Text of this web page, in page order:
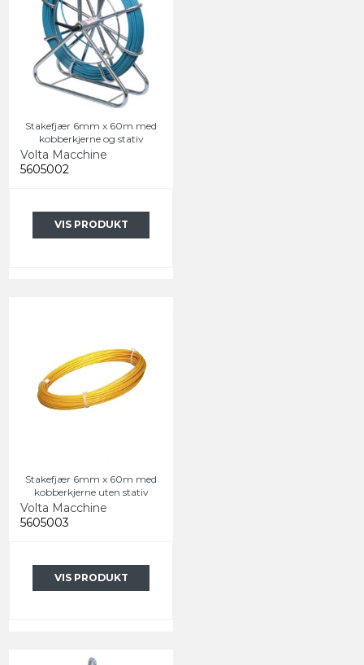
Stakefjær 6mm x 60m med
kobberkjerne og stativ
Volta Macchine
5605002
VIS PRODUKT
Stakefjær 6mm x 60m med
kobberkjerne uten stativ
Volta Macchine
5605003
VIS PRODUKT